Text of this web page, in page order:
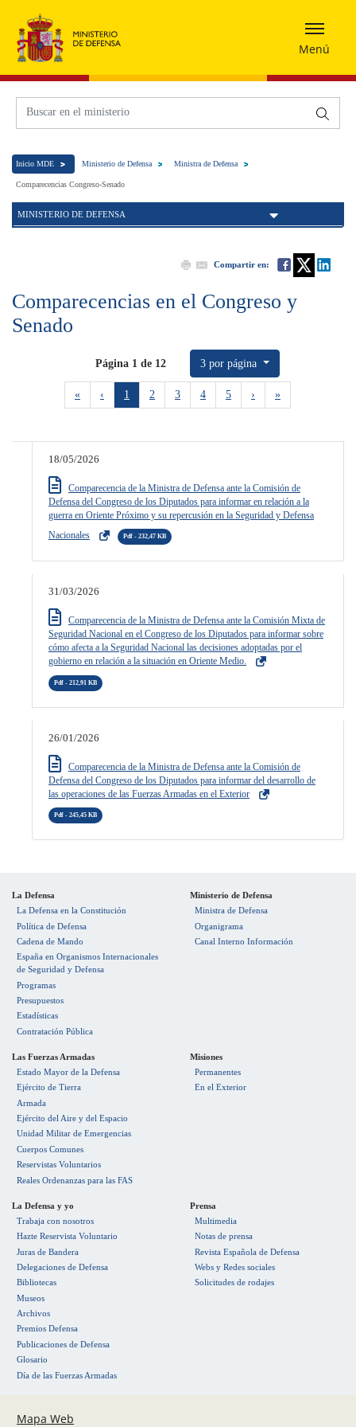
Menú
Inicio MDE Ministerio de Defensa Ministra de Defensa
Comparecencias Congreso-Senado
MINISTERIO DE DEFENSA
Compartir en:
Comparecencias en el Congreso y
Senado
Página 1 de 12 3 por página
«First ‹ Previous
1 2 3 4 5 › Next»Last
18/05/2026
Comparecencia de la Ministra de Defensa ante la Comisión de
Defensa del Congreso de los Diputados para informar en relación a la
guerra en Oriente Próximo y su repercusión en la Seguridad y Defensa
Nacionales Pdf - 232,47 KB
31/03/2026
Comparecencia de la Ministra de Defensa ante la Comisión Mixta de
Seguridad Nacional en el Congreso de los Diputados para informar sobre
cómo afecta a la Seguridad Nacional las decisiones adoptadas por el
gobierno en relación a la situación en Oriente Medio.
Pdf - 212,91 KB
26/01/2026
Comparecencia de la Ministra de Defensa ante la Comisión de
Defensa del Congreso de los Diputados para informar del desarrollo de
las operaciones de las Fuerzas Armadas en el Exterior
Pdf - 245,45 KB
La Defensa
La Defensa en la Constitución
Política de Defensa
Cadena de Mando
España en Organismos Internacionales
de Seguridad y Defensa
Programas
Presupuestos
Estadísticas
Contratación Pública
Ministerio de Defensa
Ministra de Defensa
Organigrama
Canal Interno Información
Las Fuerzas Armadas
Estado Mayor de la Defensa
Ejército de Tierra
Armada
Ejército del Aire y del Espacio
Unidad Militar de Emergencias
Cuerpos Comunes
Reservistas Voluntarios
Reales Ordenanzas para las FAS
Misiones
Permanentes
En el Exterior
La Defensa y yo
Trabaja con nosotros
Hazte Reservista Voluntario
Juras de Bandera
Delegaciones de Defensa
Bibliotecas
Museos
Archivos
Premios Defensa
Publicaciones de Defensa
Glosario
Día de las Fuerzas Armadas
Prensa
Multimedia
Notas de prensa
Revista Española de Defensa
Webs y Redes sociales
Solicitudes de rodajes
Mapa Web